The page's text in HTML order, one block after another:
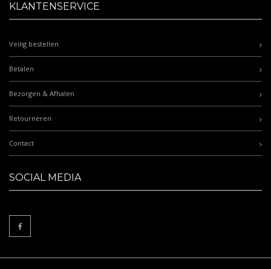
KLANTENSERVICE
Veilig bestellen
Betalen
Bezorgen & Afhalen
Retourneren
Contact
SOCIAL MEDIA